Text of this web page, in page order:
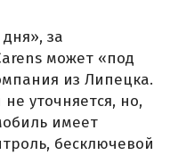
за
может «под
из Липецка.
уточняется, но,
имеет
бесключевой